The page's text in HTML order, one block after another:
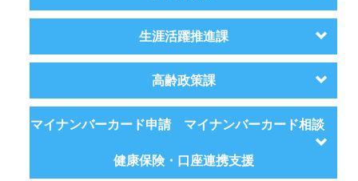
生涯活躍推進課
高齢政策課
マイナンバーカード申請 マイナンバーカード相談
健康保険・口座連携支援